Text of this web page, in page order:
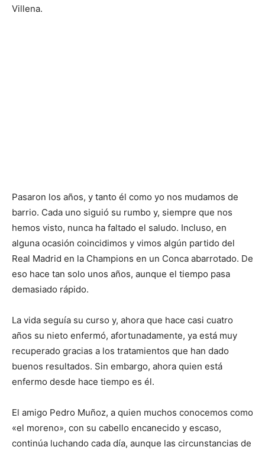
Villena.
Pasaron los años, y tanto él como yo nos mudamos de
barrio. Cada uno siguió su rumbo y, siempre que nos
hemos visto, nunca ha faltado el saludo. Incluso, en
alguna ocasión coincidimos y vimos algún partido del
Real Madrid en la Champions en un Conca abarrotado. De
eso hace tan solo unos años, aunque el tiempo pasa
demasiado rápido.
La vida seguía su curso y, ahora que hace casi cuatro
años su nieto enfermó, afortunadamente, ya está muy
recuperado gracias a los tratamientos que han dado
buenos resultados. Sin embargo, ahora quien está
enfermo desde hace tiempo es él.
El amigo Pedro Muñoz, a quien muchos conocemos como
«el moreno», con su cabello encanecido y escaso,
continúa luchando cada día, aunque las circunstancias de